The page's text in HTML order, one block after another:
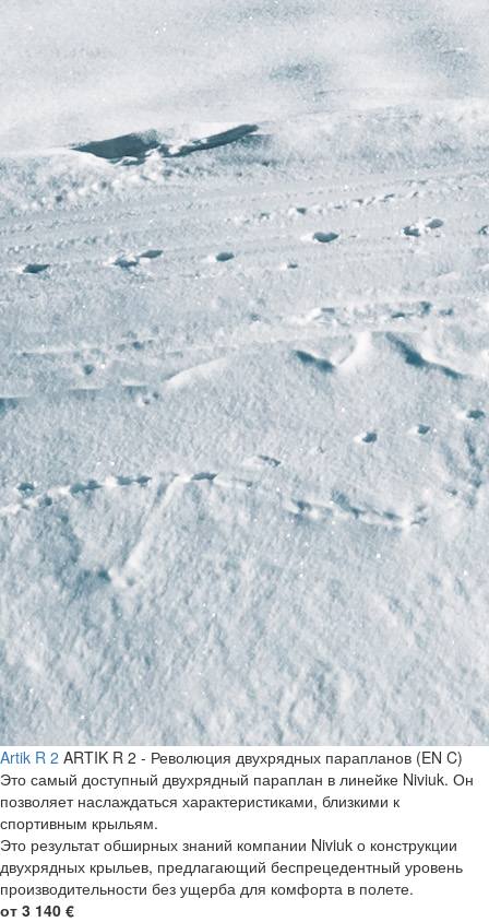
Artik R 2 ARTIK R 2 - Революция двухрядных парапланов (EN C)
Это самый доступный двухрядный параплан в линейке Niviuk. Он
позволяет наслаждаться характеристиками, близкими к
спортивным крыльям.
Это результат обширных знаний компании Niviuk о конструкции
двухрядных крыльев, предлагающий беспрецедентный уровень
производительности без ущерба для комфорта в полете.
от 3 140 €